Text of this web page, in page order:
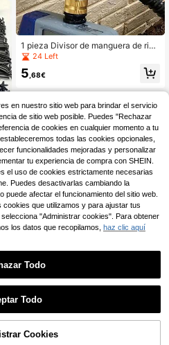
1 pieza Divisor de manguera de rieg
o de metal duradero de doble salid
a, adaptador desviador de agua de
grifo de jardín para riego por goteo,
uera de metal con válvula de cierre
para riego de patio exterior
24 Left
5 ,68€
A LA BOLSA
en nuestro sitio web para brindar el servicio
de sitio web posible. Puedes "Rechazar
de cookies en cualquier momento a tu
todas las cookies opcionales,
funcionalidades mejoradas y personalizar
tu experiencia de compra con SHEIN.
el uso de cookies estrictamente necesarias
Puedes desactivarlas cambiando la
puede afectar el funcionamiento del sitio web.
que utilizamos y para ajustar tus
"Administrar cookies". Para obtener
los datos que recopilamos, haz clic aquí
Todo
Todo
Cookies